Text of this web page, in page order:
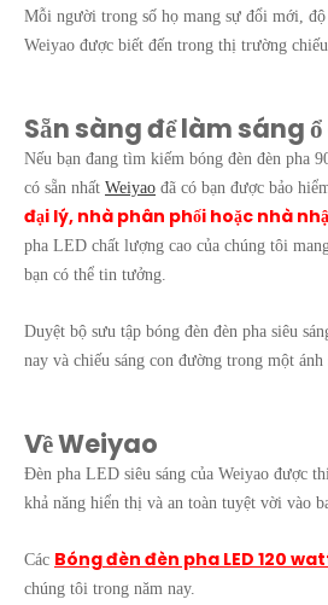
Mỗi người trong số họ mang sự đổi mới, độ
Weiyao được biết đến trong thị trường
Sẵn sàng để làm sáng
Nếu bạn đang tìm kiếm bóng đèn đèn pha
có sẵn nhất Weiyao đã có bạn được bảo
đại lý, nhà phân phối hoặc nhà
pha LED chất lượng cao của chúng tôi
bạn có thể tin tưởng.
Duyệt bộ sưu tập bóng đèn đèn pha siêu
nay và chiếu sáng con đường trong một ánh
Về Weiyao
Đèn pha LED siêu sáng của Weiyao được
khả năng hiển thị và an toàn tuyệt vời vào
Các Bóng đèn đèn pha LED 120
chúng tôi trong năm nay.